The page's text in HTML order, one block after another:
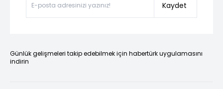
Kaydet
Günlük gelişmeleri takip edebilmek için habertürk uygulamasını
indirin